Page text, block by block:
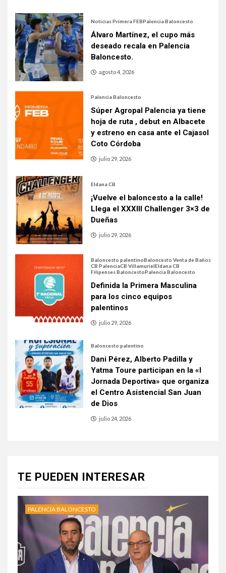
Noticias Primera FEBPalencia Baloncesto
Álvaro Martínez, el cupo más
deseado recala en Palencia
Baloncesto.
agosto 4, 2026
Palencia Baloncesto
Súper Agropal Palencia ya tiene
hoja de ruta , debut en Albacete
y estreno en casa ante el Cajasol
Coto Córdoba
julio 29, 2026
Eldana CB
¡Vuelve el baloncesto a la calle!
Llega el XXXIII Challenger 3×3 de
Dueñas
julio 29, 2026
Baloncesto palentinoBaloncesto Venta de Baños
CB PalenciaCB VillamurielEldana CB
Filipenses BaloncestoPalencia Baloncesto
Definida la Primera Masculina
para los cinco equipos
palentinos
julio 29, 2026
Baloncesto palentino
Dani Pérez, Alberto Padilla y
Yatma Toure participan en la «I
Jornada Deportiva» que organiza
el Centro Asistencial San Juan
de Dios
julio 24, 2026
TE PUEDEN INTERESAR
PALENCIA BALONCESTO